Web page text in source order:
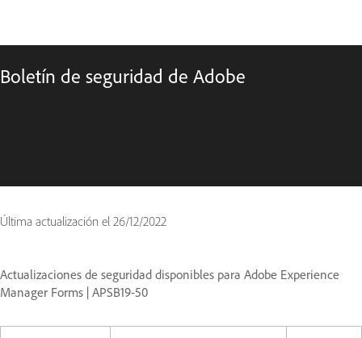
Boletín de seguridad de Adobe
Última actualización el 26/12/2022
Actualizaciones de seguridad disponibles para Adobe Experience
Manager Forms | APSB19-50